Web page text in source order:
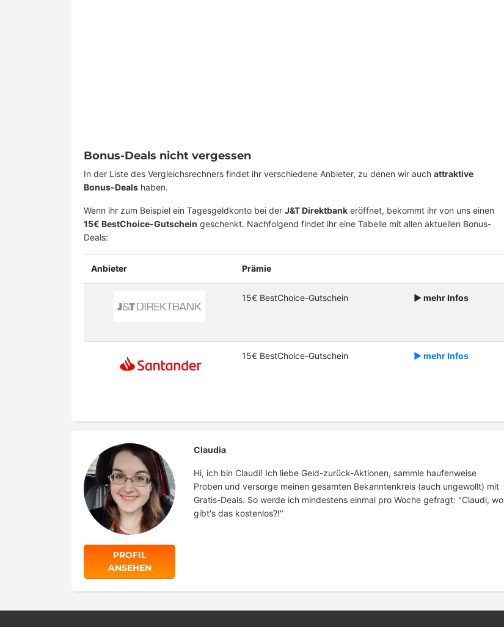
Bonus-Deals nicht vergessen
In der Liste des Vergleichsrechners findet ihr verschiedene Anbieter, zu denen wir auch attraktive
Bonus-Deals haben.
Wenn ihr zum Beispiel ein Tagesgeldkonto bei der J&T Direktbank eröffnet, bekommt ihr von uns einen
15€ BestChoice-Gutschein geschenkt. Nachfolgend findet ihr eine Tabelle mit allen aktuellen Bonus-
Deals:
Anbieter Prämie
15€ BestChoice-Gutschein ► mehr Infos
15€ BestChoice-Gutschein ► mehr Infos
PROFIL
ANSEHEN
Claudia
Hi, ich bin Claudi! Ich liebe Geld-zurück-Aktionen, sammle haufenweise
Proben und versorge meinen gesamten Bekanntenkreis (auch ungewollt) mit
Gratis-Deals. So werde ich mindestens einmal pro Woche gefragt: "Claudi, wo
gibt's das kostenlos?!"